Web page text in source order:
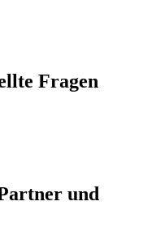
Fragen
und